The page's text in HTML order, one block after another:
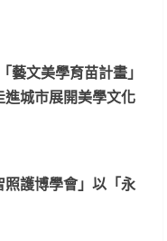
藝文美學育苗計畫」
城市展開美學文化
護博學會」以「永